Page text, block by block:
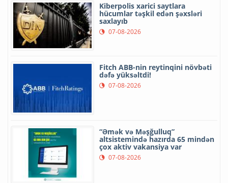
Kiberpolis xarici saytlara
hücumlar təşkil edən şəxsləri
saxlayıb
07-08-2026
Fitch ABB-nin reytinqini növbəti
dəfə yüksəltdi!
07-08-2026
“Əmək və Məşğulluq”
altsistemində hazırda 65 mindən
çox aktiv vakansiya var
07-08-2026